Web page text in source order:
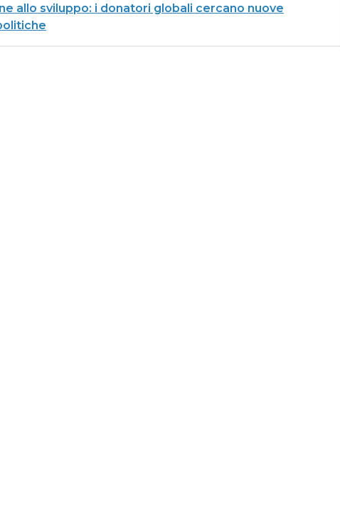
allo sviluppo: i donatori globali cercano nuove